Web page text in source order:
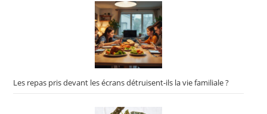
Les repas pris devant les écrans détruisent-ils la vie familiale ?